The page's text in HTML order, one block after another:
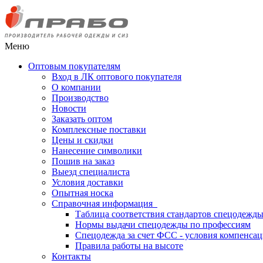
Меню
Оптовым покупателям
Вход в ЛК оптового покупателя
О компании
Производство
Новости
Заказать оптом
Комплексные поставки
Цены и скидки
Нанесение символики
Пошив на заказ
Выезд специалиста
Условия доставки
Опытная носка
Справочная информация
Таблица соответствия стандартов спецодежды
Нормы выдачи спецодежды по профессиям
Спецодежда за счет ФСС - условия
Правила работы на высоте
Контакты